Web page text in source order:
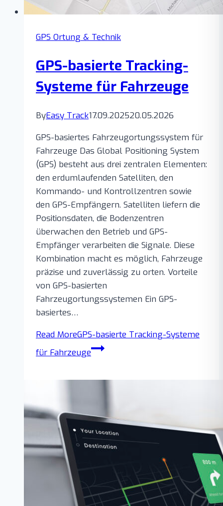
GPS Ortung & Technik
GPS-basierte Tracking-
Systeme für Fahrzeuge
ByEasy Track17.09.202520.05.2026
GPS-basiertes Fahrzeugortungssystem für
Fahrzeuge Das Global Positioning System
(GPS) besteht aus drei zentralen Elementen:
den erdumlaufenden Satelliten, den
Kommando- und Kontrollzentren sowie
den GPS-Empfängern. Satelliten liefern die
Positionsdaten, die Bodenzentren
überwachen den Betrieb und GPS-
Empfänger verarbeiten die Signale. Diese
Kombination macht es möglich, Fahrzeuge
präzise und zuverlässig zu orten. Vorteile
von GPS-basierten
Fahrzeugortungssystemen Ein GPS-
basiertes…
Read MoreGPS-basierte Tracking-Systeme
für Fahrzeuge